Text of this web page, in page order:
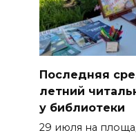
Последняя
летний
у библиотеки
29 июля на